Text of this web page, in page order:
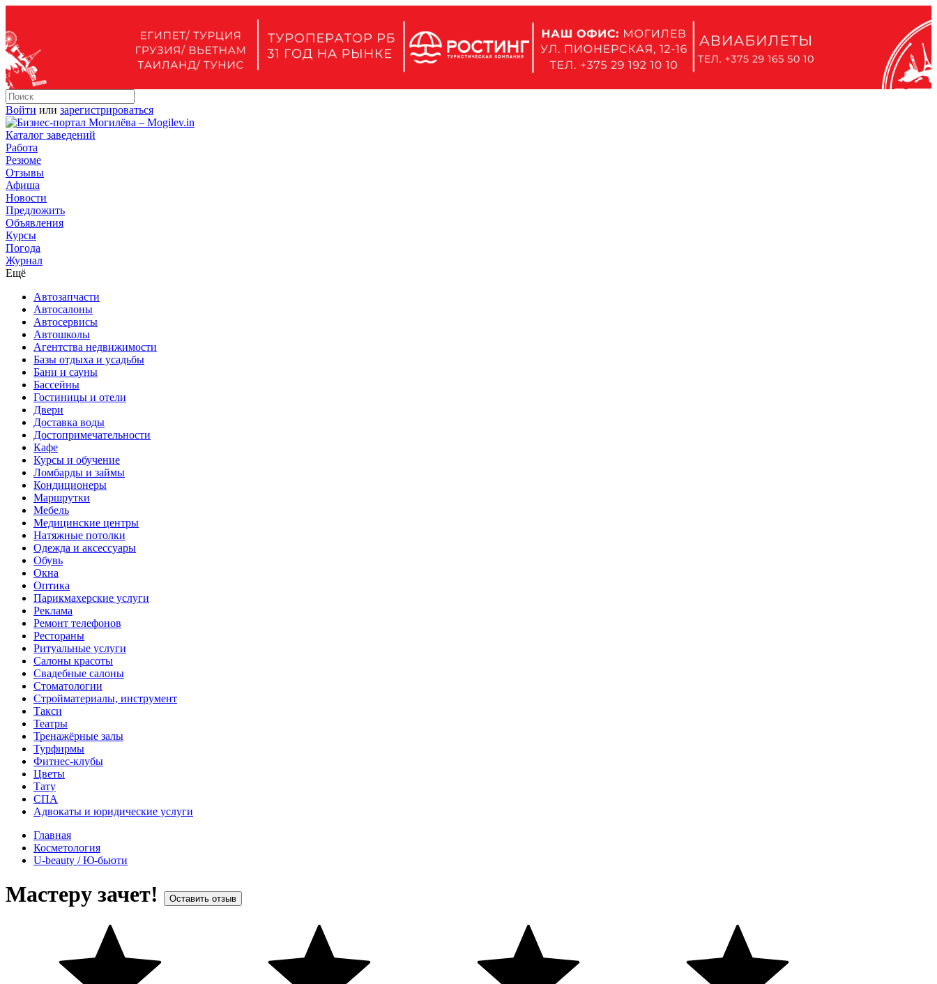
Войти или зарегистрироваться
Каталог заведений
Работа
Резюме
Отзывы
Афиша
Новости
Предложить
Объявления
Курсы
Погода
Журнал
Ещё
Автозапчасти
Автосалоны
Автосервисы
Автошколы
Агентства недвижимости
Базы отдыха и усадьбы
Бани и сауны
Бассейны
Гостиницы и отели
Двери
Доставка воды
Достопримечательности
Кафе
Курсы и обучение
Ломбарды и займы
Кондиционеры
Маршрутки
Мебель
Медицинские центры
Натяжные потолки
Одежда и аксессуары
Обувь
Окна
Оптика
Парикмахерские услуги
Реклама
Ремонт телефонов
Рестораны
Ритуальные услуги
Салоны красоты
Свадебные салоны
Стоматологии
Стройматериалы, инструмент
Такси
Театры
Тренажёрные залы
Турфирмы
Фитнес-клубы
Цветы
Тату
СПА
Адвокаты и юридические услуги
Главная
Косметология
U-beauty / Ю-бьюти
Мастеру зачет! Оставить отзыв